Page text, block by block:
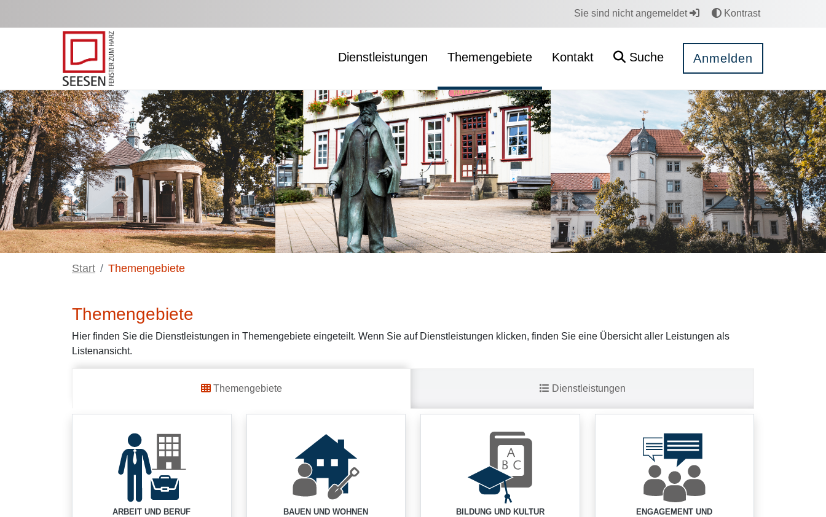
Sie sind nicht angemeldet Kontrast
Dienstleistungen Themengebiete Kontakt Suche Anmelden
Start Themengebiete
Themengebiete
Hier finden Sie die Dienstleistungen in Themengebiete eingeteilt. Wenn Sie auf Dienstleistungen klicken, finden Sie eine Übersicht aller Leistungen als
Listenansicht.
Themengebiete Dienstleistungen
ARBEIT UND BERUF BAUEN UND WOHNEN BILDUNG UND KULTUR
ENGAGEMENT UND